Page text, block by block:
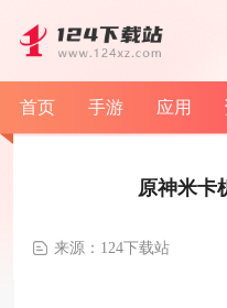
首页 手游 应用
原神米卡
来源：124下载站